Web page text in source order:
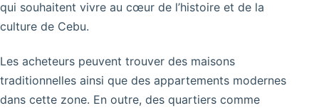
qui souhaitent vivre au cœur de l’histoire et de la
culture de Cebu.
Les acheteurs peuvent trouver des maisons
traditionnelles ainsi que des appartements modernes
dans cette zone. En outre, des quartiers comme